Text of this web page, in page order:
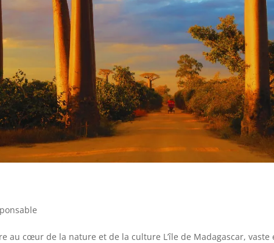
au cœur de la nature et de la culture L’île de Madagascar, vaste